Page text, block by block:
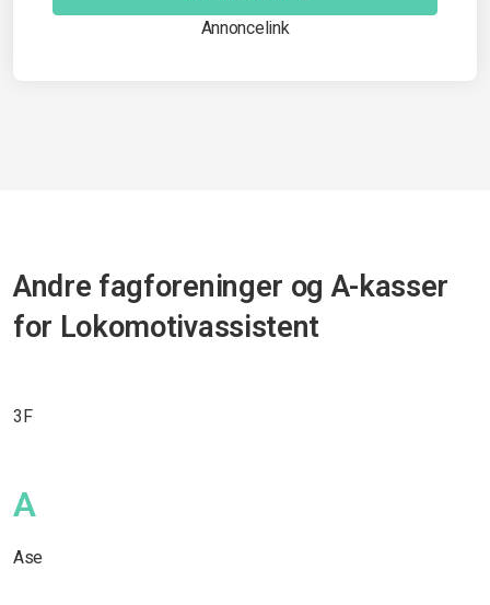
Annoncelink
Andre fagforeninger og A-kasser
for Lokomotivassistent
3F
A
Ase